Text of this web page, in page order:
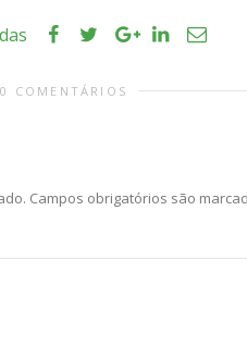
0 COMENTÁRIOS
Campos obrigatórios são